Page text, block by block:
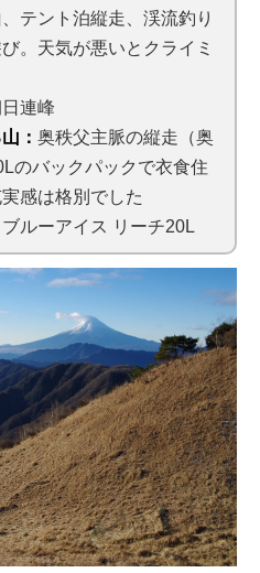
テント泊縦走、渓流釣り
。天気が悪いとクライミ
連峰
：奥秩父主脈の縦走（奥
のバックパックで衣食住
感は格別でした
ブルーアイス リーチ20L